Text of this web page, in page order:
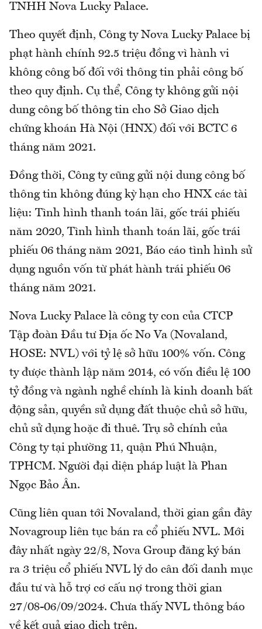
TNHH Nova Lucky Palace.
Theo quyết định, Công ty Nova Lucky Palace bị
phạt hành chính 92.5 triệu đồng vì hành vi
không công bố đối với thông tin phải công bố
theo quy định. Cụ thể, Công ty không gửi nội
dung công bố thông tin cho Sở Giao dịch
chứng khoán Hà Nội (HNX) đối với BCTC 6
tháng năm 2021.
Đồng thời, Công ty cũng gửi nội dung công bố
thông tin không đúng kỳ hạn cho HNX các tài
liệu: Tình hình thanh toán lãi, gốc trái phiếu
năm 2020, Tình hình thanh toán lãi, gốc trái
phiếu 06 tháng năm 2021, Báo cáo tình hình sử
dụng nguồn vốn từ phát hành trái phiếu 06
tháng năm 2021.
Nova Lucky Palace là công ty con của CTCP
Tập đoàn Đầu tư Địa ốc No Va (Novaland,
HOSE: NVL) với tỷ lệ sở hữu 100% vốn. Công
ty được thành lập năm 2014, có vốn điều lệ 100
tỷ đồng và ngành nghề chính là kinh doanh bất
động sản, quyền sử dụng đất thuộc chủ sở hữu,
chủ sử dụng hoặc đi thuê. Trụ sở chính của
Công ty tại phường 11, quận Phú Nhuận,
TPHCM. Người đại diện pháp luật là Phan
Ngọc Bảo Ân.
Cũng liên quan tới Novaland, thời gian gần đây
Novagroup liên tục bán ra cổ phiếu NVL. Mới
đây nhất ngày 22/8, Nova Group đăng ký bán
ra 3 triệu cổ phiếu NVL lý do cân đối danh mục
đầu tư và hỗ trợ cơ cấu nợ trong thời gian
27/08-06/09/2024. Chưa thấy NVL thông báo
về kết quả giao dịch trên.